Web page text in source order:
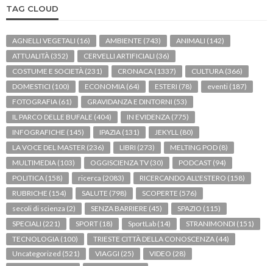
TAG CLOUD
AGNELLI VEGETALI (16) AMBIENTE (743) ANIMALI (142)
ATTUALITÀ (352) CERVELLI ARTIFICIALI (36)
COSTUME E SOCIETÀ (231) CRONACA (1337) CULTURA (366)
DOMESTICI (100) ECONOMIA (64) ESTERI (78) eventi (187)
FOTOGRAFIA (61) GRAVIDANZA E DINTORNI (53)
IL PARCO DELLE BUFALE (404) IN EVIDENZA (775)
INFOGRAFICHE (145) IPAZIA (131) JEKYLL (80)
LA VOCE DEL MASTER (236) LIBRI (273) MELTING POD (8)
MULTIMEDIA (103) OGGISCIENZA TV (30) PODCAST (94)
POLITICA (158) ricerca (2083) RICERCANDO ALL'ESTERO (158)
RUBRICHE (154) SALUTE (798) SCOPERTE (576)
secoli di scienza (2) SENZA BARRIERE (45) SPAZIO (115)
SPECIALI (221) SPORT (18) SportLab (14) STRANIMONDI (151)
TECNOLOGIA (100) TRIESTE CITTÀ DELLA CONOSCENZA (44)
Uncategorized (521) VIAGGI (25) VIDEO (28)